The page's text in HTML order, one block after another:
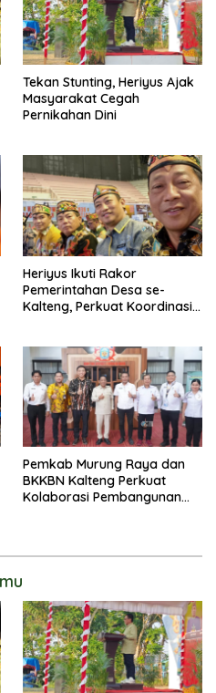
Tekan Stunting, Heriyus Ajak
Masyarakat Cegah
Pernikahan Dini
Heriyus Ikuti Rakor
Pemerintahan Desa se-
Kalteng, Perkuat Koordinasi
Pemkab Murung Raya dan
BKKBN Kalteng Perkuat
Kolaborasi Pembangunan